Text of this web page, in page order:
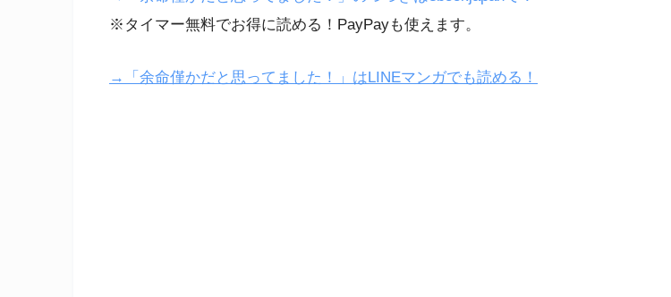
※タイマー無料でお得に読める！PayPayも使えます。
→「余命僅かだと思ってました！」はLINEマンガでも読める！